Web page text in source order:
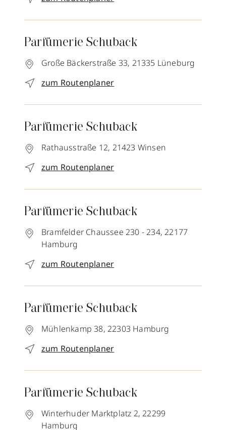
Parfümerie Schuback
Große Bäckerstraße 33, 21335 Lüneburg
zum Routenplaner
Parfümerie Schuback
Rathausstraße 12, 21423 Winsen
zum Routenplaner
Parfümerie Schuback
Bramfelder Chaussee 230 - 234, 22177
Hamburg
zum Routenplaner
Parfümerie Schuback
Mühlenkamp 38, 22303 Hamburg
zum Routenplaner
Parfümerie Schuback
Winterhuder Marktplatz 2, 22299
Hamburg